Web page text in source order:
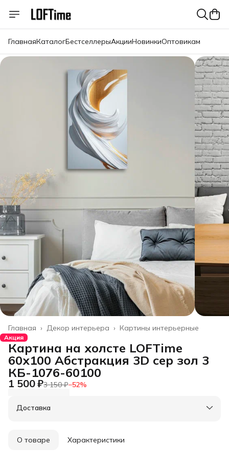
ГлавнаяКаталогБестселлерыАкцииНовинкиОптовикам
Картины интерьерные
Декор интерьера ›
Главная ›
Акция
Картина на холсте LOFTime
60х100 Абстракция 3D сер зол 3
КБ-1076-60100
1 500 ₽3 150 ₽−52%
Доставка
О товаре Характеристики